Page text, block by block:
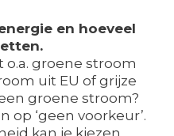
en hoeveel
o.a. groene stroom
uit EU of grijze
groene stroom?
op ‘geen voorkeur’.